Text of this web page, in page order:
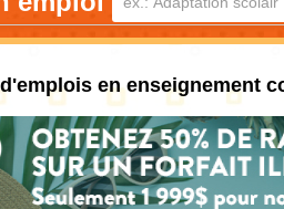
en enseignement